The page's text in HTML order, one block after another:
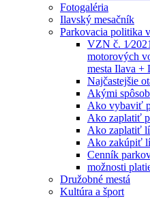
Fotogaléria
Ilavský mesačník
Parkovacia politika
VZN č.
motorových
mesta Ilava
Najčastejšie
Akými
Ako vybaviť
Ako zaplatiť
Ako zaplatiť
Ako zakúpiť
Cenník
možnosti
Družobné mestá
Kultúra a šport